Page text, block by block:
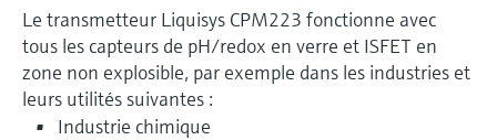
Le transmetteur Liquisys CPM223 fonctionne avec
tous les capteurs de pH/redox en verre et ISFET en
zone non explosible, par exemple dans les industries et
leurs utilités suivantes :
Industrie chimique